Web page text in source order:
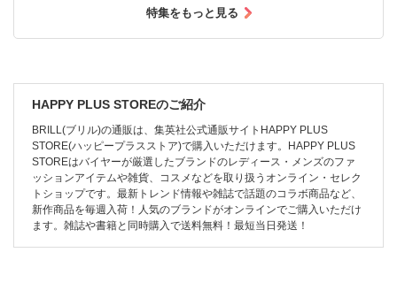
特集をもっと見る
HAPPY PLUS STOREのご紹介
BRILL(ブリル)の通販は、集英社公式通販サイトHAPPY PLUS
STORE(ハッピープラスストア)で購入いただけます。HAPPY PLUS
STOREはバイヤーが厳選したブランドのレディース・メンズのファ
ッションアイテムや雑貨、コスメなどを取り扱うオンライン・セレク
トショップです。最新トレンド情報や雑誌で話題のコラボ商品など、
新作商品を毎週入荷！人気のブランドがオンラインでご購入いただけ
ます。雑誌や書籍と同時購入で送料無料！最短当日発送！